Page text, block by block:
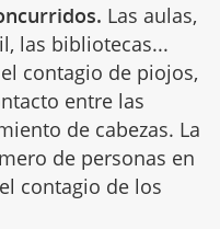
Las aulas,
las bibliotecas...
contagio de piojos,
entre las
de cabezas. La
de personas en
contagio de los